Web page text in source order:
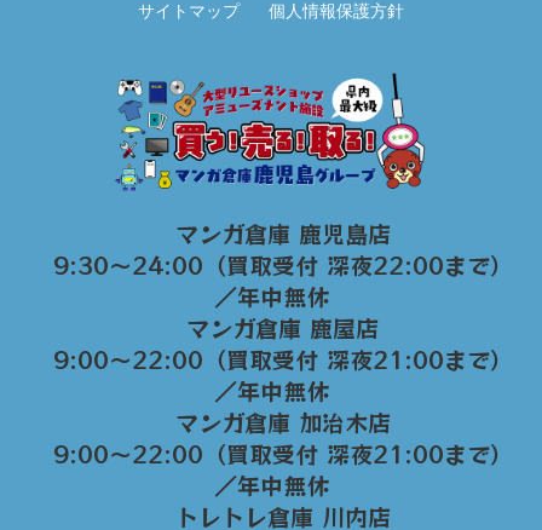
サイトマップ 個人情報保護方針
マンガ倉庫 鹿児島店
9:30～24:00（買取受付 深夜22:00まで）
／年中無休
マンガ倉庫 鹿屋店
9:00～22:00（買取受付 深夜21:00まで）
／年中無休
マンガ倉庫 加治木店
9:00〜22:00（買取受付 深夜21:00まで）
／年中無休
トレトレ倉庫 川内店